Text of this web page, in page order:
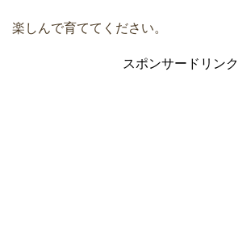
楽しんで育ててください。
スポンサードリンク